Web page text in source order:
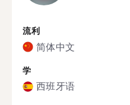
流利
简体中文
学
西班牙语